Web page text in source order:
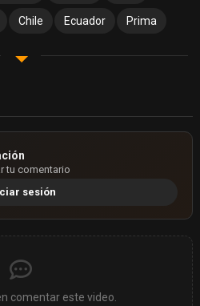
Chile Ecuador Prima
tu comentario
sesión
comentar este video.